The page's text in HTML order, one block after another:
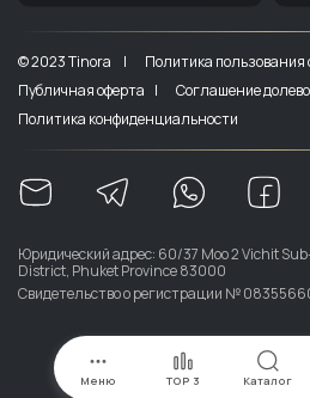
Меню TOP 3 Каталог
© 2023 Tinora |
Политика
Публичная оферта |
Соглашение
Политика конфиденциальности
Юридический адрес: 60/37 Moo 2 Vichit
District, Phuket Province 83000
Свидетельство о регистрации №